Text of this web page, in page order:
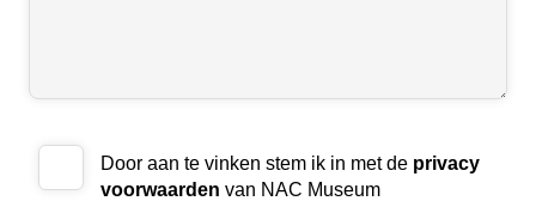
Door aan te vinken stem ik in met de privacy
voorwaarden van NAC Museum